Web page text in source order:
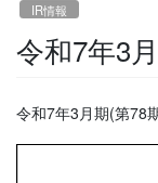
IR情報
令和7年3
令和7年3月期(第78